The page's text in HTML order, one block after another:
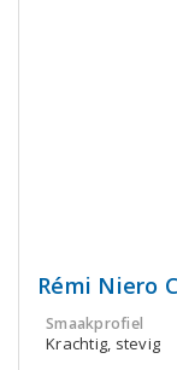
Rémi Niero
Smaakprofiel
Krachtig, stevig